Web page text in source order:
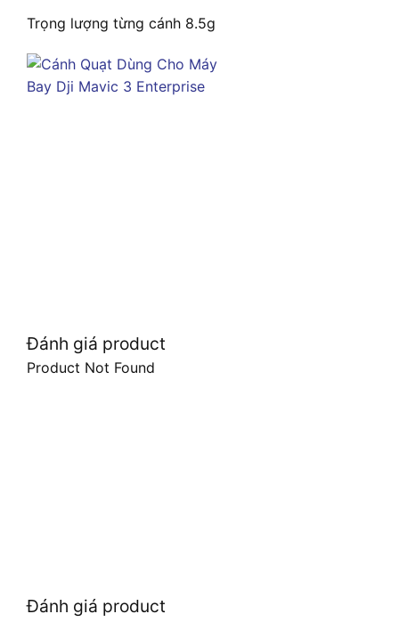
Trọng lượng từng cánh 8.5g
Đánh giá product
Product Not Found
Đánh giá product